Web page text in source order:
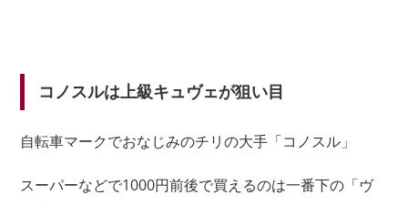
コノスルは上級キュヴェが狙い目
自転車マークでおなじみのチリの大手「コノスル」
スーパーなどで1000円前後で買えるのは一番下の「ヴ